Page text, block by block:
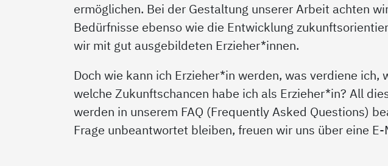
ermöglichen. Bei der Gestaltung unserer Arbeit achten
Bedürfnisse ebenso wie die Entwicklung
wir mit gut ausgebildeten Erzieher*innen.
Doch wie kann ich Erzieher*in werden, was verdiene ich,
welche Zukunftschancen habe ich als Erzieher*in? All
werden in unserem FAQ (Frequently Asked Questions)
Frage unbeantwortet bleiben, freuen wir uns über eine E-